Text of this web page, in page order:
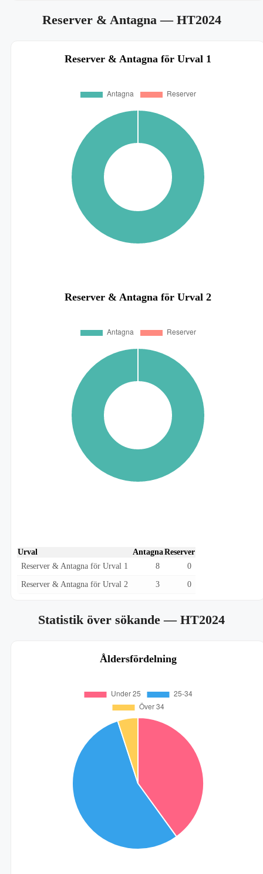
Reserver & Antagna— HT2024
Reserver & Antagna för Urval 1
Reserver & Antagna för Urval 2
Urval AntagnaReserver
Reserver & Antagna för Urval 1
8 0
Reserver & Antagna för Urval 2 3 0
Statistik över sökande— HT2024
Åldersfördelning